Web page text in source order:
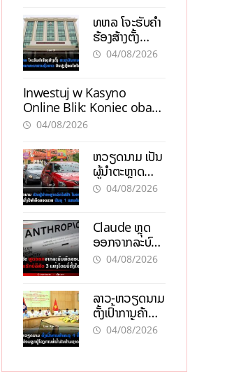
ໜັກທົ່ວປະເທດ
ທຫລ ໂຈະຮັບຄຳ
ຮ້ອງສ້າງຕັ້ງ
ສະຖາບັນການເງິນ
ເງື່ອນໄຂໃໝ່
04/08/2026
Inwestuj w Kasyno
Online Blik: Koniec obaw,
kropka i Blik dla
04/08/2026
ຫວຽດນາມ ເປັນ
ຜູ້ນຳຕະຫຼາດ
ລົດໄຟຟ້າ ໃນອາ
ບັນລຸ 1 ແສນຄັນ
04/08/2026
Claude ຫຼຸດ
ອອກຈາກລະບົບ
ທົດສອບ ກ່ອນ
04/08/2026
ລາວ-ຫວຽດນາມ
ຕັ້ງເປົ້າການຄ້າ
ທະລຸ 4 ຕື້ໂດລາ
04/08/2026